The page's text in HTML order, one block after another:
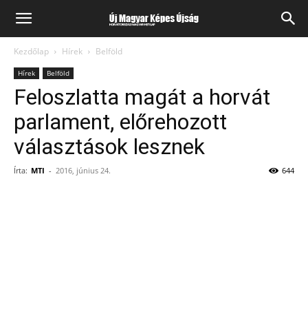
Kezdőlap Hírek Belföld
Hírek Belföld
Feloszlatta magát a horvát
parlament, előrehozott
választások lesznek
Írta: MTI - 2016, június 24. 644